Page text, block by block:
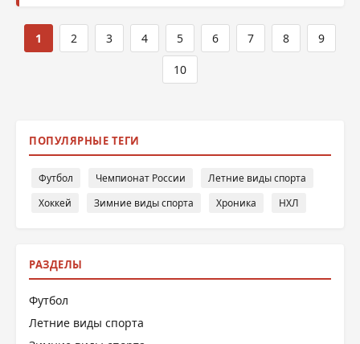
1 2 3 4 5 6 7 8 9
10
ПОПУЛЯРНЫЕ ТЕГИ
Футбол Чемпионат России
Летние виды спорта
Хоккей
Зимние виды спорта Хроника НХЛ
РАЗДЕЛЫ
Футбол
Летние виды спорта